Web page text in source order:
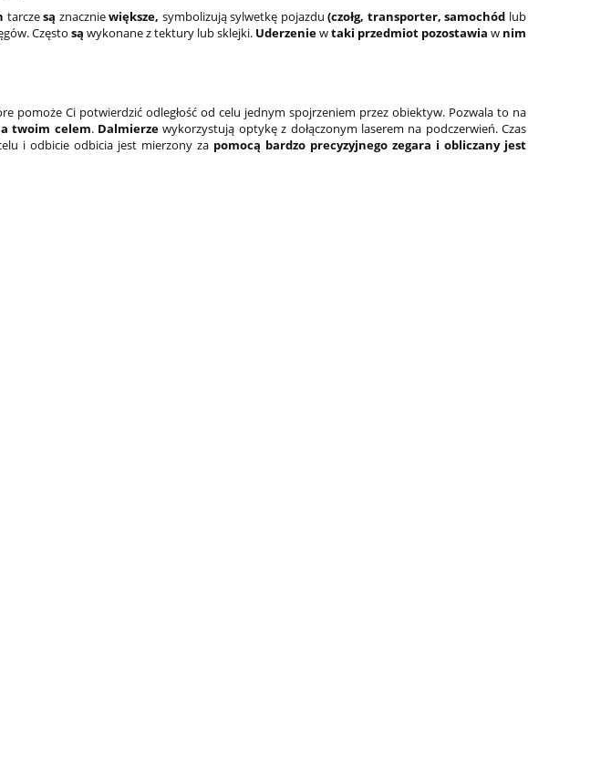
tarczesą znaczniewiększe, symbolizują sylwetkę pojazdu(czołg, transporter, samochód lub
Często są wykonane z tektury lub sklejki. Uderzeniewtaki przedmiot pozostawia w nim
pomoże Ci potwierdzić odległość od celu jednym spojrzeniem przez obiektyw. Pozwala to na
a twoim celem. Dalmierze wykorzystują optykę z dołączonym laserem na podczerwień. Czas
i odbicie odbicia jest mierzony za pomocą bardzo precyzyjnego zegara i obliczany jest